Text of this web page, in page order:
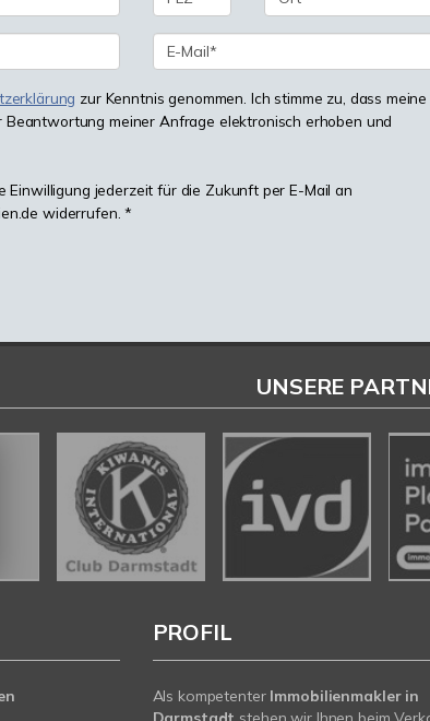
zur Kenntnis genommen. Ich stimme zu, dass meine
meiner Anfrage elektronisch erhoben und
Einwilligung jederzeit für die Zukunft per E-Mail an
widerrufen. *
UNSERE
PROFIL
Als kompetenter Immobilienmakler in